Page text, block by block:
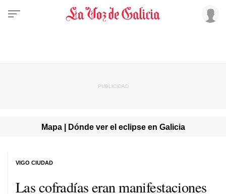
Mapa | Dónde ver el eclipse en Galicia
Las cofradías eran manifestaciones
VIGO CIUDAD